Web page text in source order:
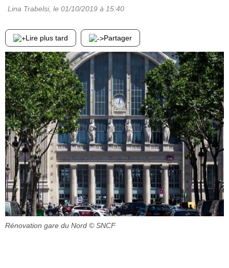
Lina Trabelsi, le 01/10/2019 à 15:40
Lire plus tard Partager
Rénovation gare du Nord © SNCF